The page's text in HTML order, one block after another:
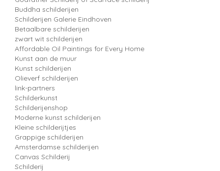
Buddha schilderijen
Schilderijen Galerie Eindhoven
Betaalbare schilderijen
zwart wit schilderijen
Affordable Oil Paintings for Every Home
Kunst aan de muur
Kunst schilderijen
Olieverf schilderijen
link-partners
Schilderkunst
Schilderijenshop
Moderne kunst schilderijen
Kleine schilderijtjes
Grappige schilderijen
Amsterdamse schilderijen
Canvas Schilderij
Schilderij